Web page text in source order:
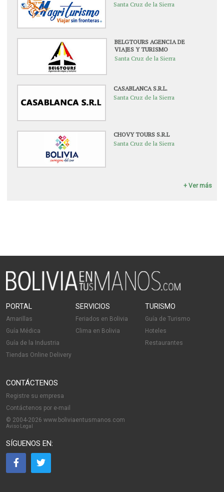
Santa Cruz de la Sierra
BELGTOURS AGENCIA DE
VIAJES Y TURISMO
Santa Cruz de la Sierra
CASABLANCA S.R.L.
Santa Cruz de la Sierra
CHOVY TOURS S.R.L
Santa Cruz de la Sierra
+ Ver más
PORTAL
Amarillas
Guía Médica
Guía de la Industria
Tiendas Online Delivery
SERVICIOS
Feriados en Bolivia
Clima en Bolivia
TURISMO
Guía de Turismo
Hoteles
Restaurantes
CONTÁCTENOS
Registre su empresa
Contáctenos por e-mail
© 2004-2026 www.boliviaentusmanos.com
Aviso Legal
SÍGUENOS EN: